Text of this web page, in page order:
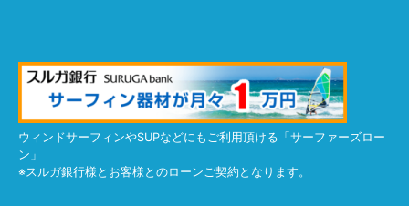
ウィンドサーフィンやSUPなどにもご利用頂ける「サーファーズロー
ン」
※スルガ銀行様とお客様とのローンご契約となります。